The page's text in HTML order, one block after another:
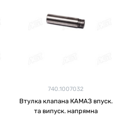
740.1007032
Втулка клапана КАМАЗ впуск.
та випуск. напрямна